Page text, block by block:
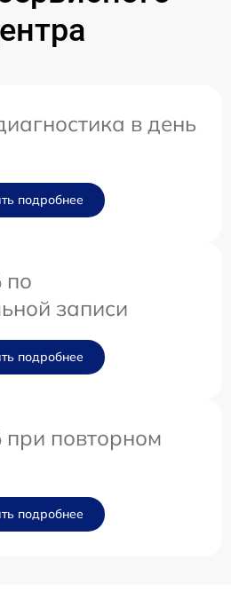
в день
подробнее
по
записи
подробнее
повторном
подробнее